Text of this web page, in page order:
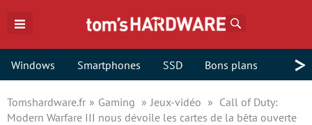
Windows Smartphones SSD Bons plans >
Tomshardware.fr Gaming Jeux-vidéo
Call of Duty:
Modern Warfare III nous dévoile les cartes de la bêta ouverte